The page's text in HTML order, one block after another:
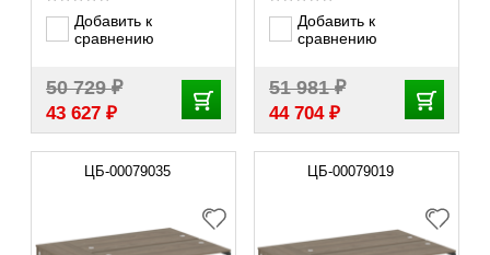
Добавить к
сравнению
50 729₽
43 627 ₽
Добавить к
сравнению
51 981₽
44 704 ₽
ЦБ-00079035 ЦБ-00079019